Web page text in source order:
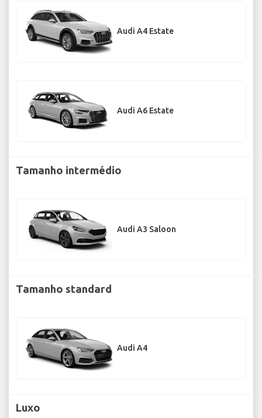
Audi A4 Estate
Audi A6 Estate
Tamanho intermédio
Audi A3 Saloon
Tamanho standard
Audi A4
Luxo